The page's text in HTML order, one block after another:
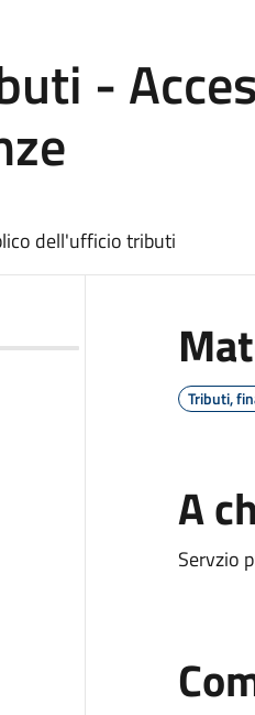
-
dell'ufficio tributi
Tributi,
A
Servzio